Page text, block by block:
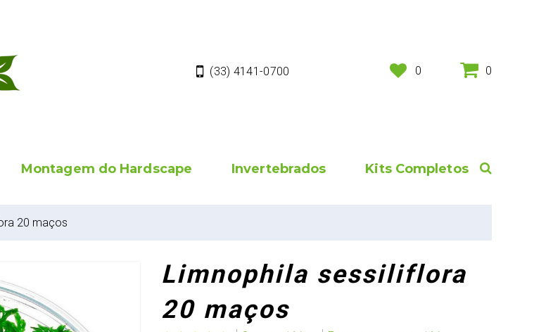
(33) 4141-0700 0 0
Montagem do Hardscape Invertebrados Kits Completos
20 maços
Limnophila sessiliflora
20 maços